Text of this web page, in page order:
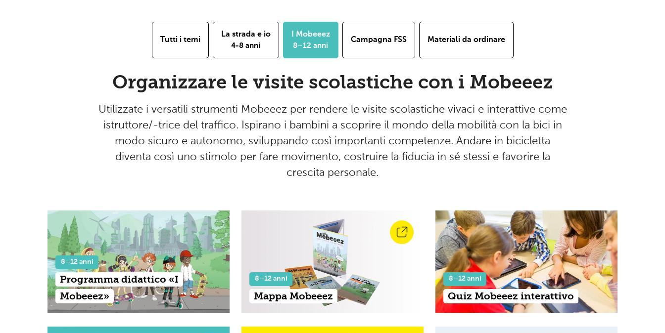
Tutti i temi
La strada e io
4-8 anni
I Mobeeez
8–12 anni
Campagna FSS Materiali da ordinare
Organizzare le visite scolastiche con i Mobeeez
Utilizzate i versatili strumenti Mobeeez per rendere le visite scolastiche vivaci e interattive come
istruttore/-trice del traffico. Ispirano i bambini a scoprire il mondo della mobilità con la bici in
modo sicuro e autonomo, sviluppando così importanti competenze. Andare in bicicletta
diventa così uno stimolo per fare movimento, costruire la fiducia in sé stessi e favorire la
crescita personale.
8–12 anni
Programma didattico «I
Mobeeez»
8–12 anni
Mappa Mobeeez
8–12 anni
Quiz Mobeeez interattivo